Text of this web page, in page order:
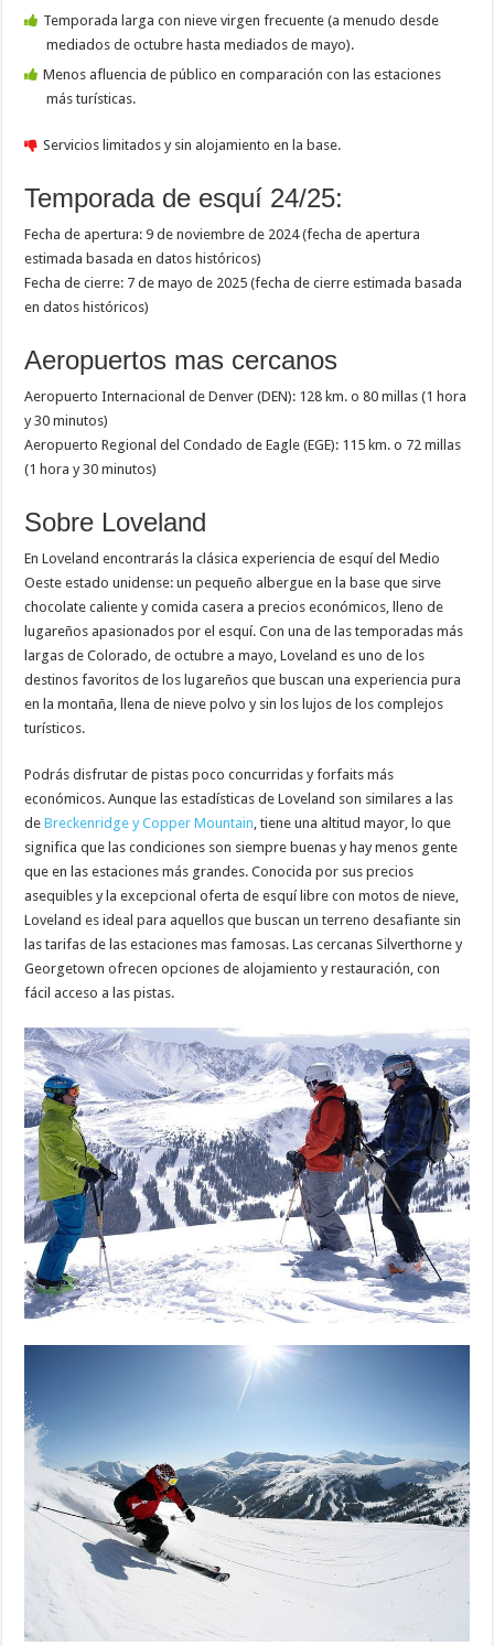
Temporada larga con nieve virgen frecuente (a menudo desde
mediados de octubre hasta mediados de mayo).
Menos afluencia de público en comparación con las estaciones
más turísticas.
Servicios limitados y sin alojamiento en la base.
Temporada de esquí 24/25:
Fecha de apertura: 9 de noviembre de 2024 (fecha de apertura
estimada basada en datos históricos)
Fecha de cierre: 7 de mayo de 2025 (fecha de cierre estimada basada
en datos históricos)
Aeropuertos mas cercanos
Aeropuerto Internacional de Denver (DEN): 128 km. o 80 millas (1 hora
y 30 minutos)
Aeropuerto Regional del Condado de Eagle (EGE): 115 km. o 72 millas
(1 hora y 30 minutos)
Sobre Loveland
En Loveland encontrarás la clásica experiencia de esquí del Medio
Oeste estado unidense: un pequeño albergue en la base que sirve
chocolate caliente y comida casera a precios económicos, lleno de
lugareños apasionados por el esquí. Con una de las temporadas más
largas de Colorado, de octubre a mayo, Loveland es uno de los
destinos favoritos de los lugareños que buscan una experiencia pura
en la montaña, llena de nieve polvo y sin los lujos de los complejos
turísticos.
Podrás disfrutar de pistas poco concurridas y forfaits más
económicos. Aunque las estadísticas de Loveland son similares a las
deBreckenridge y Copper Mountain, tiene una altitud mayor, lo que
significa que las condiciones son siempre buenas y hay menos gente
que en las estaciones más grandes. Conocida por sus precios
asequibles y la excepcional oferta de esquí libre con motos de nieve,
Loveland es ideal para aquellos que buscan un terreno desafiante sin
las tarifas de las estaciones mas famosas. Las cercanas Silverthorne y
Georgetown ofrecen opciones de alojamiento y restauración, con
fácil acceso a las pistas.